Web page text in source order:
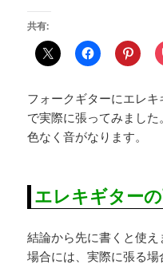
共有:
フォークギターにエレ
で実際に張ってみまし
色なく音がなります。
エレキギター
結論から先に書くと使
場合には、実際に張る